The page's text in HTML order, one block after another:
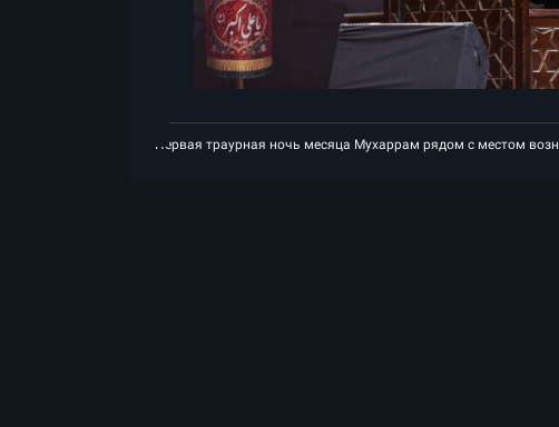
рядом с местом вознесения на небеса Лидера-шехида Исламской революции